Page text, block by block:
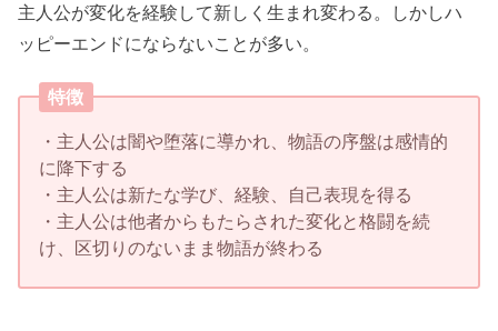
主人公が変化を経験して新しく生まれ変わる。しかしハ
ッピーエンドにならないことが多い。
特徴
・主人公は闇や堕落に導かれ、物語の序盤は感情的
に降下する
・主人公は新たな学び、経験、自己表現を得る
・主人公は他者からもたらされた変化と格闘を続
け、区切りのないまま物語が終わる